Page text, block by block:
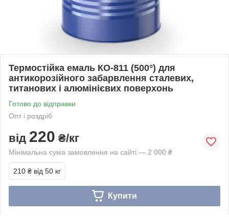
Термостійка емаль КО-811 (500°) для
антикорозійного забарвлення сталевих,
титанових і алюмінієвих поверхонь
Готово до відправки
Опт і роздріб
від 220 ₴/кг
Мінімальна сума замовлення на сайті — 2 000 ₴
210 ₴ від 50 кг
Купити